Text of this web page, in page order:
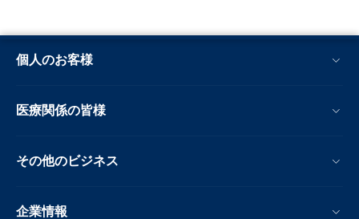
個人のお客様
医療関係の皆様
その他のビジネス
企業情報